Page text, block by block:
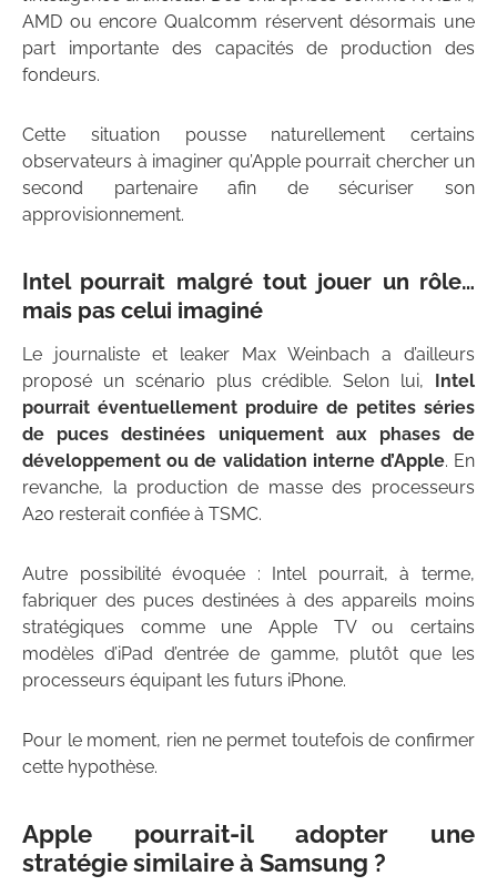
AMD ou encore Qualcomm réservent désormais une
part importante des capacités de production des
fondeurs.
Cette situation pousse naturellement certains
observateurs à imaginer qu’Apple pourrait chercher un
second partenaire afin de sécuriser son
approvisionnement.
Intel pourrait malgré tout jouer un rôle…
mais pas celui imaginé
Le journaliste et leaker Max Weinbach a d’ailleurs
proposé un scénario plus crédible. Selon lui, Intel
pourrait éventuellement produire de petites séries
de puces destinées uniquement aux phases de
développement ou de validation interne d’Apple. En
revanche, la production de masse des processeurs
A20 resterait confiée à TSMC.
Autre possibilité évoquée : Intel pourrait, à terme,
fabriquer des puces destinées à des appareils moins
stratégiques comme une Apple TV ou certains
modèles d’iPad d’entrée de gamme, plutôt que les
processeurs équipant les futurs iPhone.
Pour le moment, rien ne permet toutefois de confirmer
cette hypothèse.
Apple pourrait-il adopter une
stratégie similaire à Samsung ?